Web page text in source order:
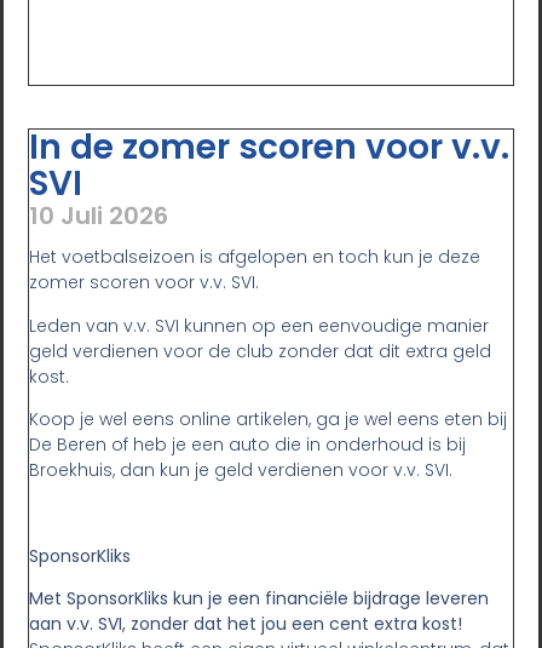
In de zomer scoren voor v.v.
SVI
10 Juli 2026
Het voetbalseizoen is afgelopen en toch kun je deze
zomer scoren voor v.v. SVI.
Leden van v.v. SVI kunnen op een eenvoudige manier
geld verdienen voor de club zonder dat dit extra geld
kost.
Koop je wel eens online artikelen, ga je wel eens eten bij
De Beren of heb je een auto die in onderhoud is bij
Broekhuis, dan kun je geld verdienen voor v.v. SVI.
SponsorKliks
Met SponsorKliks kun je een financiële bijdrage leveren
aan v.v. SVI, zonder dat het jou een cent extra kost!